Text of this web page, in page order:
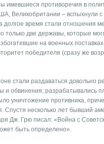
имевшиеся противоречия в
Великобритании – вспыхнули
время стали отношения
две державы, которые
на военных
победителя (сразу же
стали раздаваться довольно
и обвинения; разрабатывались
уничтожение противника,
Спустя несколько лет бывший
Дж. Грю писал: «Война с
быть определено».